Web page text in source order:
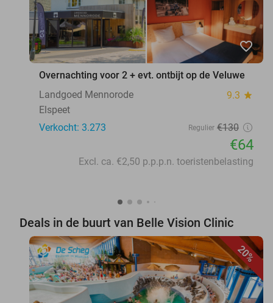
favorite_border
Overnachting voor 2 + evt. ontbijt op de Veluwe
Landgoed Mennorode
9.3 star
Elspeet
Verkocht: 3.273
Regulier €130
€64
Excl. ca. €2,50 p.p.p.n. toeristenbelasting
Deals in de buurt van Belle Vision Clinic
20%